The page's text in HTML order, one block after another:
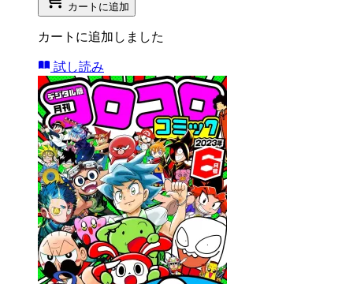
カートに追加
カートに追加しました
試し読み